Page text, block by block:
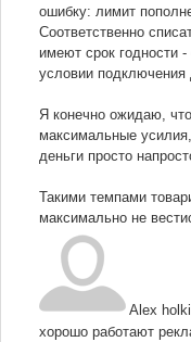
ошибку: лимит
Соответственно
имеют срок годности
условии подключения
Я конечно ожидаю,
максимальные
деньги просто
Такими темпами
максимально не
Alex
хорошо работают